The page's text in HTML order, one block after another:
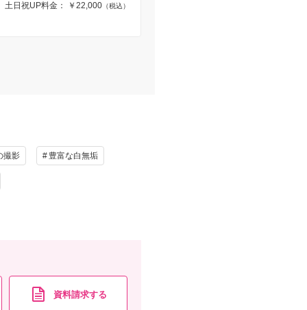
土日祝UP料金： ￥22,000 （税込）
撮影 豊富な白無垢
資料請求する